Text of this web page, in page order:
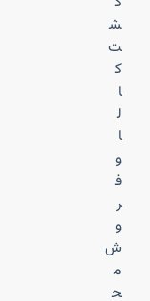
ش
ت
ک
ا
ل
ا
و
ف
ر
و
ش
م
ح